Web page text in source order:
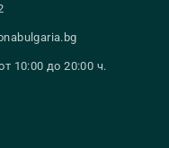
10:00 до 20:00 ч.